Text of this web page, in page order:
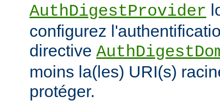
AuthDigestProvider
configurez
directive
moins la(les) URI(s)
protéger.